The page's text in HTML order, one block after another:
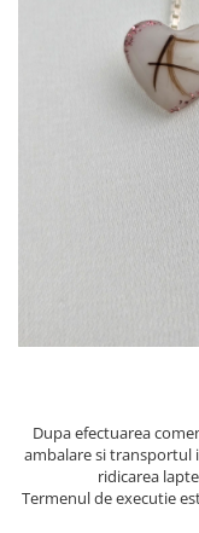
Dupa efectuarea
ambalare si transportul
ridicarea
Termenul de executie